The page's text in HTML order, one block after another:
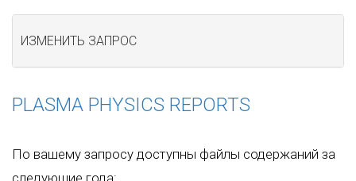
ИЗМЕНИТЬ ЗАПРОС
PLASMA PHYSICS REPORTS
По вашему запросу доступны файлы содержаний за
следующие года: